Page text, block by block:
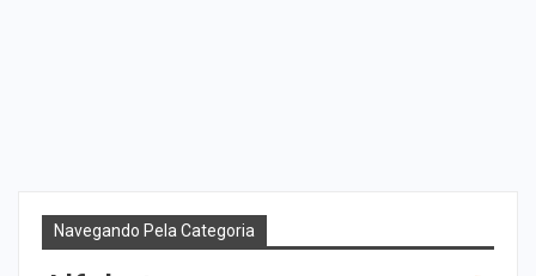
Navegando Pela Categoria